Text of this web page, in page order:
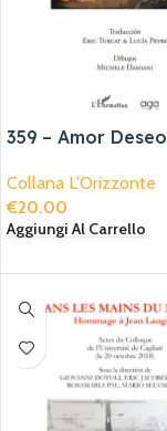
359 – Amor Deseo
Collana L'Orizzonte
€20.00
Aggiungi Al Carrello